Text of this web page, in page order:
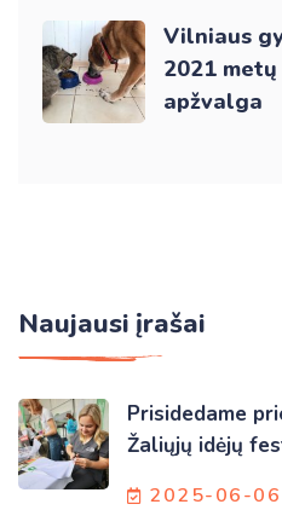
Vilniaus
2021
apžvalga
Naujausi įrašai
Prisidedame
Žaliųjų idėjų
2025-06-06